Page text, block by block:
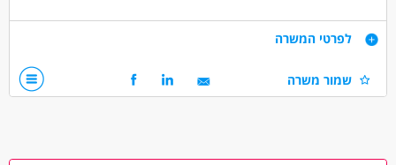
אין פירוק משטחים!
אין הגבלה של גיל !
משאית צמודה!
דרישות
מעל גיל 24 ומעל שנתיים רישיון!
לפרטי המשרה
שמור משרה